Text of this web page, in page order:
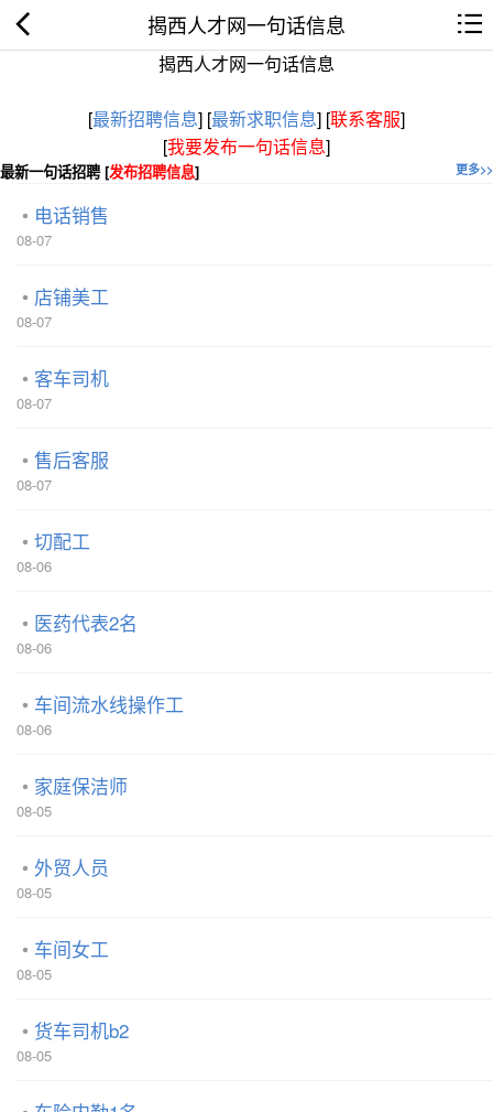
揭西人才网一句话信息
揭西人才网一句话信息
[最新招聘信息] [最新求职信息] [联系客服]
[我要发布一句话信息]
更多>>
最新一句话招聘 [发布招聘信息]
电话销售
08-07
店铺美工
08-07
客车司机
08-07
售后客服
08-07
切配工
08-06
医药代表2名
08-06
车间流水线操作工
08-06
家庭保洁师
08-05
外贸人员
08-05
车间女工
08-05
货车司机b2
08-05